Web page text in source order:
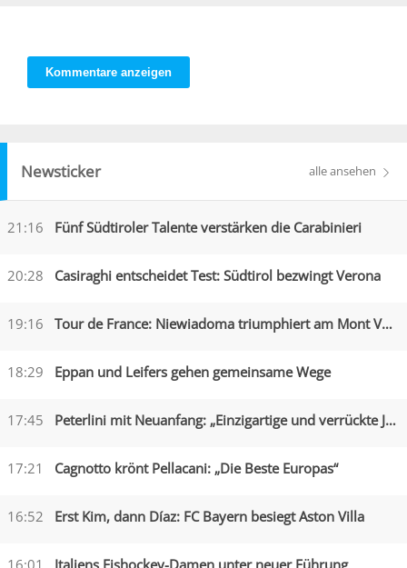
Kommentare anzeigen
Newsticker alle ansehen
21:16 Fünf Südtiroler Talente verstärken die Carabinieri
20:28 Casiraghi entscheidet Test: Südtirol bezwingt Verona
19:16 Tour de France: Niewiadoma triumphiert am Mont Ventoux
18:29 Eppan und Leifers gehen gemeinsame Wege
17:45 Peterlini mit Neuanfang: „Einzigartige und verrückte Jahre“
17:21 Cagnotto krönt Pellacani: „Die Beste Europas“
16:52 Erst Kim, dann Díaz: FC Bayern besiegt Aston Villa